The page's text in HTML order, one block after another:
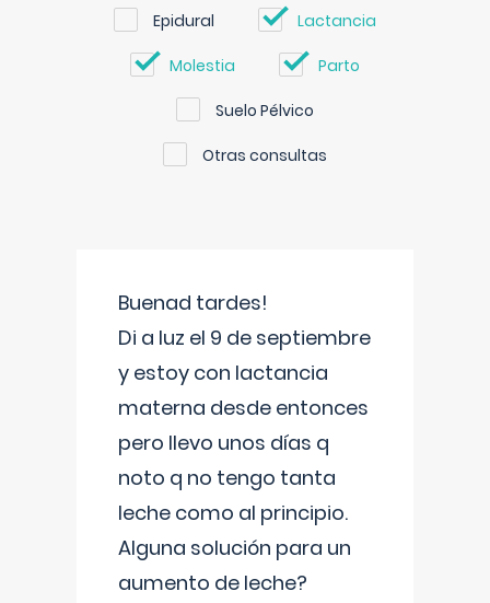
Epidural Lactancia
Molestia Parto
Suelo Pélvico
Otras consultas
Buenad tardes!
Di a luz el 9 de septiembre
y estoy con lactancia
materna desde entonces
pero llevo unos días q
noto q no tengo tanta
leche como al principio.
Alguna solución para un
aumento de leche?